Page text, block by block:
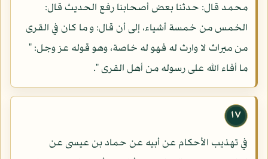
محمد قال: حدثنا بعض أصحابنا رفع الحديث قال:
الخمس من خمسة أشياء، إلى أن قال: و ما كان في القرى
من ميراث لا وارث له فهو له خاصة، وهو قوله عز وجل: "
ما أفاء الله على رسوله من أهل القرى ".
١٧
في تهذيب الأحكام عن أبيه عن حماد بن عيسى عن